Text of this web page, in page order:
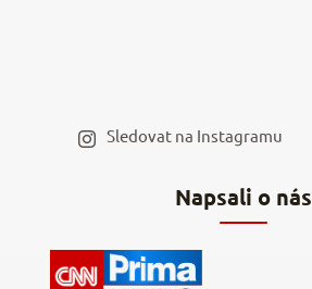
Napsali o nás
Sledovat na Instagramu
Hodnocení obchodu